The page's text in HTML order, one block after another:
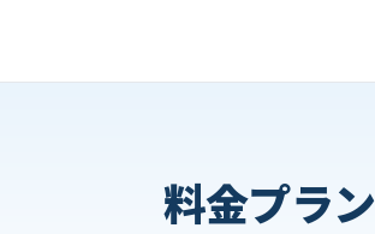
料金プラン